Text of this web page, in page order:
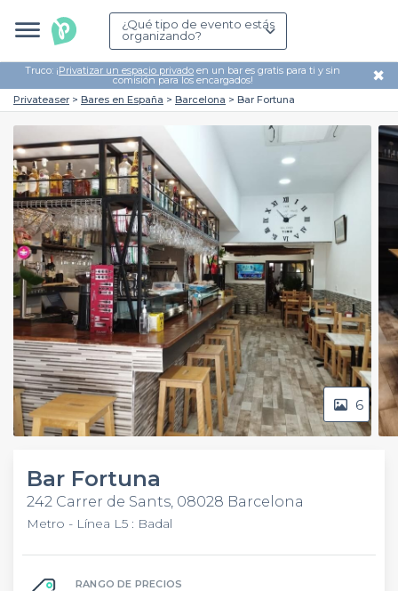
¿Qué tipo de evento estás
organizando?
Truco: ¡Privatizar un espacio privado en un bar es gratis para ti y sin
comisión para los encargados! ✖
Privateaser Bares en España Barcelona Bar Fortuna
6
Bar Fortuna
242 Carrer de Sants, 08028 Barcelona
Metro - Línea L5 : Badal
RANGO DE PRECIOS